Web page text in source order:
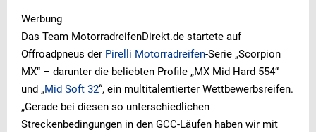
Werbung
Das Team MotorradreifenDirekt.de startete auf
Offroadpneus der Pirelli Motorradreifen-Serie „Scorpion
MX“ – darunter die beliebten Profile „MX Mid Hard 554“
und „Mid Soft 32“, ein multitalentierter Wettbewerbsreifen.
„Gerade bei diesen so unterschiedlichen
Streckenbedingungen in den GCC-Läufen haben wir mit